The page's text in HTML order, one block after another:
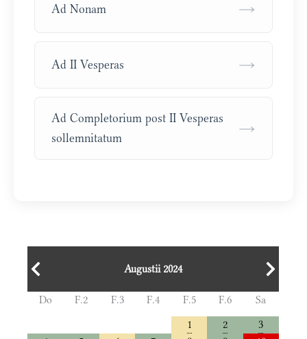
Ad Nonam →
Ad II Vesperas →
Ad Completorium post II Vesperas
sollemnitatum
→
Augustii 2024
Do F.2 F.3 F.4 F.5 F.6
Sa
1
2
3